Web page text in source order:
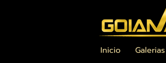
Inicio Galerias